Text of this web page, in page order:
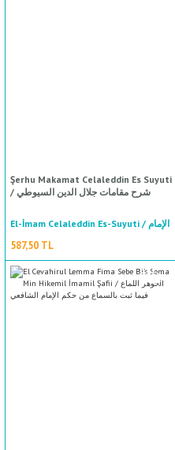
Şerhu Makamat Celaleddin Es Suyuti
/ شرح مقامات جلال الدين السيوطي
El-İmam Celaleddin Es-Suyuti / الإمام
جلال الدين السيوطي
587,50 TL